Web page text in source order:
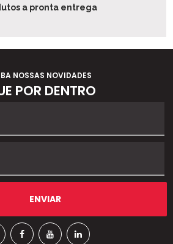
a pronta entrega
NOSSAS NOVIDADES
POR DENTRO